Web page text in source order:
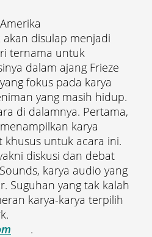
akan disulap menjadi
ternama untuk
dalam ajang Frieze
fokus pada karya
yang masih hidup.
di dalamnya. Pertama,
karya
khusus untuk acara ini.
diskusi dan debat
karya audio yang
Suguhan yang tak kalah
karya-karya terpilih
.